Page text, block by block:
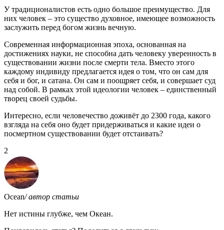
У традиционалистов есть одно большое преимущество. Для
них человек – это существо духовное, имеющее возможность
заслужить перед богом жизнь вечную.
Современная информационная эпоха, основанная на
достижениях науки, не способна дать человеку уверенность в
существовании жизни после смерти тела. Вместо этого
каждому индивиду предлагается идея о том, что он сам для
себя и бог, и сатана. Он сам и поощряет себя, и совершает суд
над собой. В рамках этой идеологии человек – единственный
творец своей судьбы.
Интересно, если человечество доживёт до 2300 года, какого
взгляда на себя оно будет придерживаться и какие идеи о
посмертном существовании будет отстаивать?
2
Ocean/ автор статьи
Нет истины глубже, чем Океан.